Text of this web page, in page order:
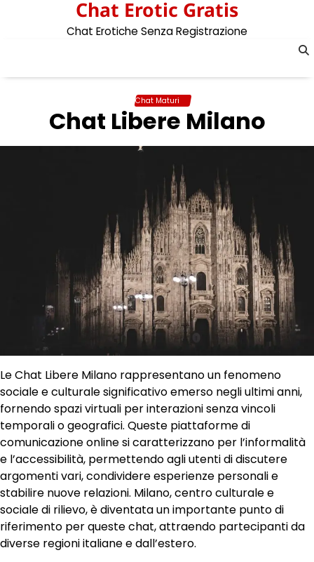
Chat Erotic Gratis
Chat Erotiche Senza Registrazione
Chat Maturi
Chat Libere Milano
Le Chat Libere Milano rappresentano un fenomeno
sociale e culturale significativo emerso negli ultimi anni,
fornendo spazi virtuali per interazioni senza vincoli
temporali o geografici. Queste piattaforme di
comunicazione online si caratterizzano per l’informalità
e l’accessibilità, permettendo agli utenti di discutere
argomenti vari, condividere esperienze personali e
stabilire nuove relazioni. Milano, centro culturale e
sociale di rilievo, è diventata un importante punto di
riferimento per queste chat, attraendo partecipanti da
diverse regioni italiane e dall’estero.